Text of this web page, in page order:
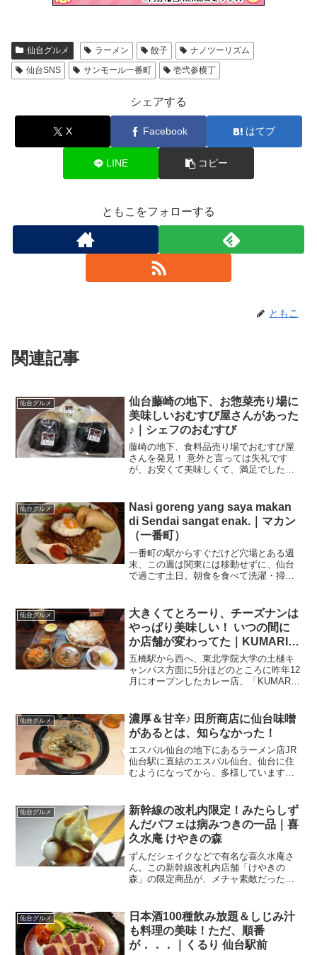
仙台グルメ ラーメン 餃子
ナノツーリズム
仙台SNS
サンモール一番町 壱弐参横丁
シェアする
X Facebook はてブ
LINE コピー
ともこをフォローする
ともこ
関連記事
仙台グルメ
仙台藤崎の地下、お惣菜売り場に
美味しいおむすび屋さんがあった
♪｜シェフのおむすび
藤崎の地下、食料品売り場でおむすび屋
さんを発見！ 意外と言っては失礼です
が、お安くて美味しくて、満足でした。
が、朝から珍しく！？気合を入れて掃
除・洗濯。ふと冷蔵庫の中をみ...
仙台グルメ
Nasi goreng yang saya makan
di Sendai sangat enak.｜マカン
（一番町）
一番町の駅からすぐだけど穴場とある週
末、この週は関東には移動せずに、仙台
で過ごす土日。朝食を食べて洗濯・掃除
う間に過ぎていきますねー(汗)ランチは前
から目をつけていたお...
仙台グルメ
大きくてとろーり、チーズナンは
やっぱり美味しい！ いつの間に
か店舗が変わってた｜KUMARI
五橋
五橋駅から西へ、東北学院大学の土樋キ
ャンパス方面に5分ほどのところに昨年12
月にオープンしたカレー店、「KUMARI
ぷり。カレーはスパイス効いていて美味
しいし、チーズ...
仙台グルメ
濃厚＆甘辛♪ 田所商店に仙台味噌
があるとは、知らなかった！
エスパル仙台の地下にあるラーメン店JR
仙台駅に直結のエスパル仙台。仙台に住
むようになってから、多様しています。
か買ったり、お食事したりするのにとっ
ても便利。無印良品とか...
仙台グルメ
新幹線の改札内限定！みたらしず
んだパフェは病みつきの一品｜喜
久水庵 けやきの森
ずんだシェイクなどで有名な喜久水庵さ
ん。この新幹線改札内店舗「けやきの
森」の限定商品が、メチャ素敵だったん
に戻る私。仙台駅まで歩いて、新幹線改
札のある3階までエスカレ...
仙台グルメ
日本酒100種飲み放題＆しじみ汁
も料理の美味！ただ、順番
が．．．｜くるり 仙台駅前